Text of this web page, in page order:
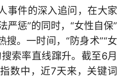
事件的深入追问，在大家
严惩”的同时，“女性自保”
搜。一时间，“防身术”“女
索率直线蹿升。截至6月
数中，近7天来，关键词